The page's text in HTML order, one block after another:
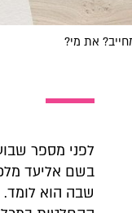
את מי?
לפני מספר
בשם אליעד
שבה הוא לומד.